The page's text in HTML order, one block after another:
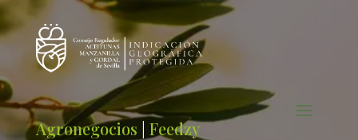
Agronegocios Feedzy